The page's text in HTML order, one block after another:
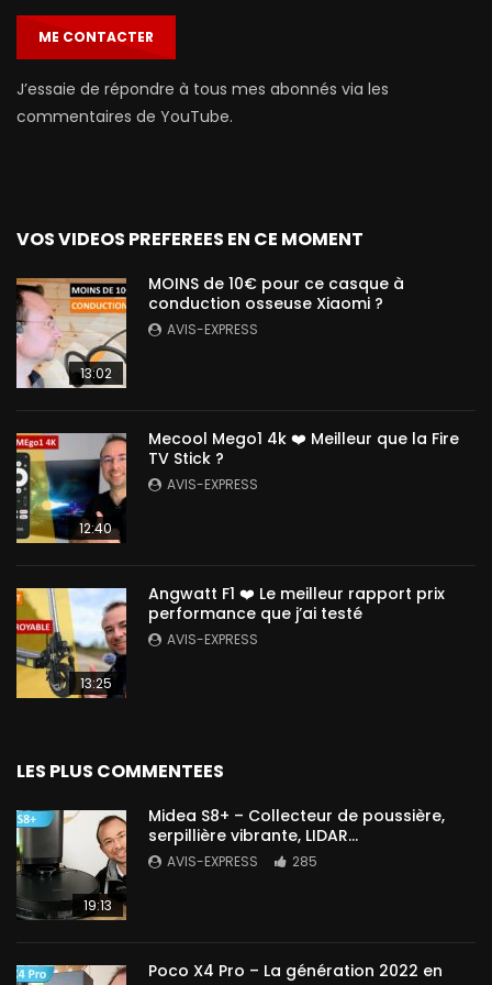
ME CONTACTER
J’essaie de répondre à tous mes abonnés via les
commentaires de YouTube.
VOS VIDEOS PREFEREES EN CE MOMENT
13:02
MOINS de 10€ pour ce casque à
conduction osseuse Xiaomi ?
AVIS-EXPRESS
12:40
Mecool Mego1 4k ❤️ Meilleur que la Fire
TV Stick ?
AVIS-EXPRESS
13:25
Angwatt F1 ❤️ Le meilleur rapport prix
performance que j’ai testé
AVIS-EXPRESS
LES PLUS COMMENTEES
19:13
Midea S8+ – Collecteur de poussière,
serpillière vibrante, LIDAR…
AVIS-EXPRESS 285
Poco X4 Pro – La génération 2022 en